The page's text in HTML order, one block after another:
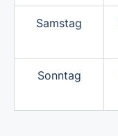
Samstag
Sonntag